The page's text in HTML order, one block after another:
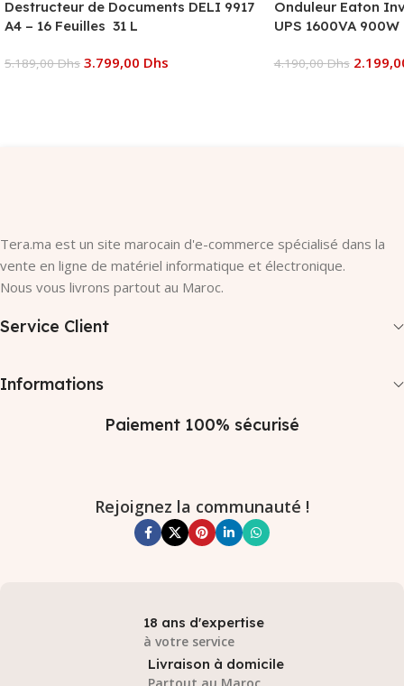
Destructeur de Documents DELI 9917
A4 – 16 Feuilles 31 L
5.189,00Dhs 3.799,00 Dhs
Onduleur Eaton
UPS 1600VA
4.190,00Dhs
Tera.ma est un site marocain d'e-commerce spécialisé dans la
vente en ligne de matériel informatique et électronique.
Nous vous livrons partout au Maroc.
Service Client
Informations
Paiement 100% sécurisé
Rejoignez la communauté !
18 ans d'expertise
à votre service
Livraison à domicile